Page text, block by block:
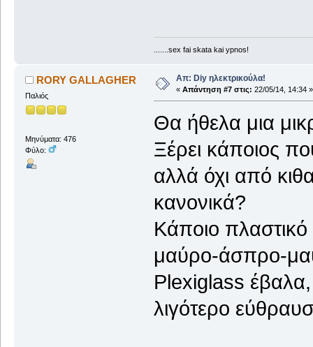
.......sex fai skata kai ypnos!
RORY GALLAGHER
Παλιός
Μηνύματα: 476
Φύλο:
Απ: Diy ηλεκτρικούλα!
« Απάντηση #7 στις: 22/05/14, 14:34 »
Θα ήθελα μια
Ξέρει κάποιος
αλλά όχι από
κανονικά?
Κάποιο πλαστικό
μαύρο-άσπρο-
Plexiglass έβαλα,
λιγότερο